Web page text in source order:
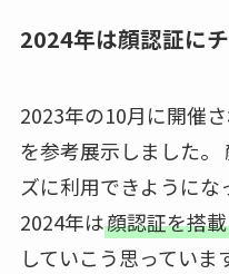
2024年は顔認証に
2023年の10月に開催
を参考展示しました。
ズに利用できように
2024年は顔認証を搭
していこう思っていま